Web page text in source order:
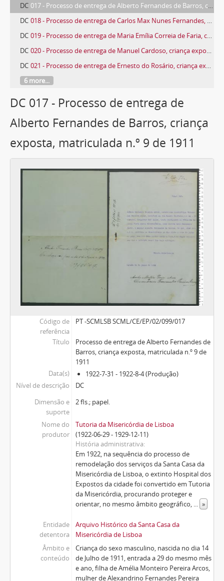
DC 017 - Processo de entrega de Alberto Fernandes de Barros, criança exposta, matriculada n.º 9 de 1911
DC 018 - Processo de entrega de Carlos Max Nunes Fernandes, criança exposta, matriculada n.º 25 de 1922
DC 019 - Processo de entrega de Maria Emília Correia de Faria, criança exposta, matriculada n.º 36 de 1922
DC 020 - Processo de entrega de Manuel Cardoso, criança exposta, matriculada n.º 10 de 1922
DC 021 - Processo de entrega de Ernesto do Rosário, criança exposta, matriculada n.º 26 de 1922
6 more...
DC 017 - Processo de entrega de
Alberto Fernandes de Barros, criança
exposta, matriculada n.º 9 de 1911
Código de
referência
PT -SCMLSB SCML/CE/EP/02/099/017
Título
Processo de entrega de Alberto Fernandes de
Barros, criança exposta, matriculada n.º 9 de
1911
Data(s)
1922-7-31 - 1922-8-4 (Produção)
Nível de descrição
DC
Dimensão e
suporte
2 fls.; papel.
Nome do
produtor
Tutoria da Misericórdia de Lisboa
(1922-06-29 - 1929-12-11)
História administrativa
Em 1922, na sequência do processo de
remodelação dos serviços da Santa Casa da
Misericórdia de Lisboa, o extinto Hospital dos
Expostos da cidade foi convertido em Tutoria
da Misericórdia, procurando proteger e
orientar, no mesmo âmbito geográfico, ... »
Entidade
detentora
Arquivo Histórico da Santa Casa da
Misericórdia de Lisboa
Âmbito e
conteúdo
Criança do sexo masculino, nascida no dia 14
de Julho de 1911, entrada a 29 do mesmo mês
e ano, filha de Amélia Monteiro Pereira Arcos,
mulher de Alexandrino Fernandes Pereira